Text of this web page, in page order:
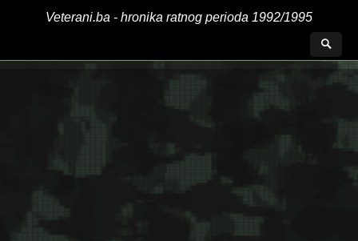
Veterani.ba - hronika ratnog perioda 1992/1995